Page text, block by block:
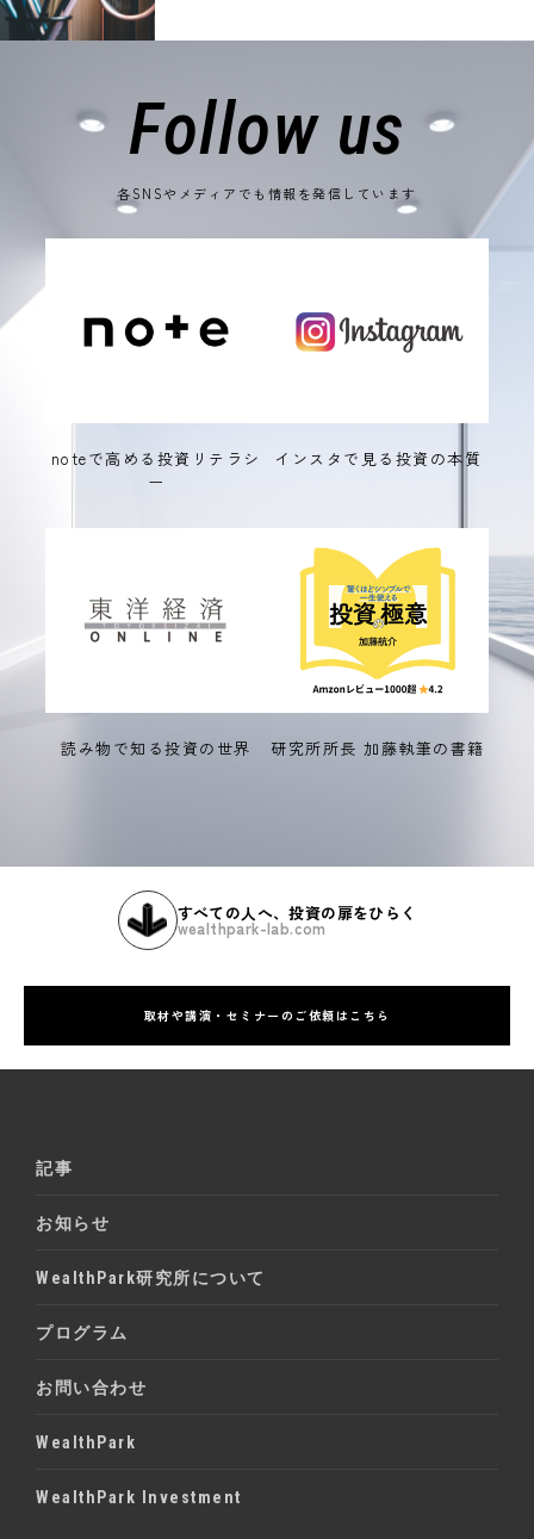
Follow us
各SNSやメディアでも情報を発信しています
noteで高める投資リテラシ
ー
インスタで見る投資の本質
読み物で知る投資の世界 研究所所長 加藤執筆の書籍
すべての人へ、投資の扉をひらく
wealthpark-lab.com
取材や講演・セミナーのご依頼はこちら
記事
お知らせ
WealthPark研究所について
プログラム
お問い合わせ
WealthPark
WealthPark Investment